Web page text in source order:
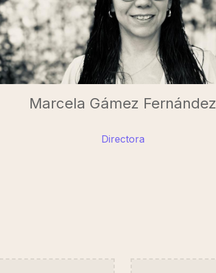
Marcela Gámez Fernández
Directora